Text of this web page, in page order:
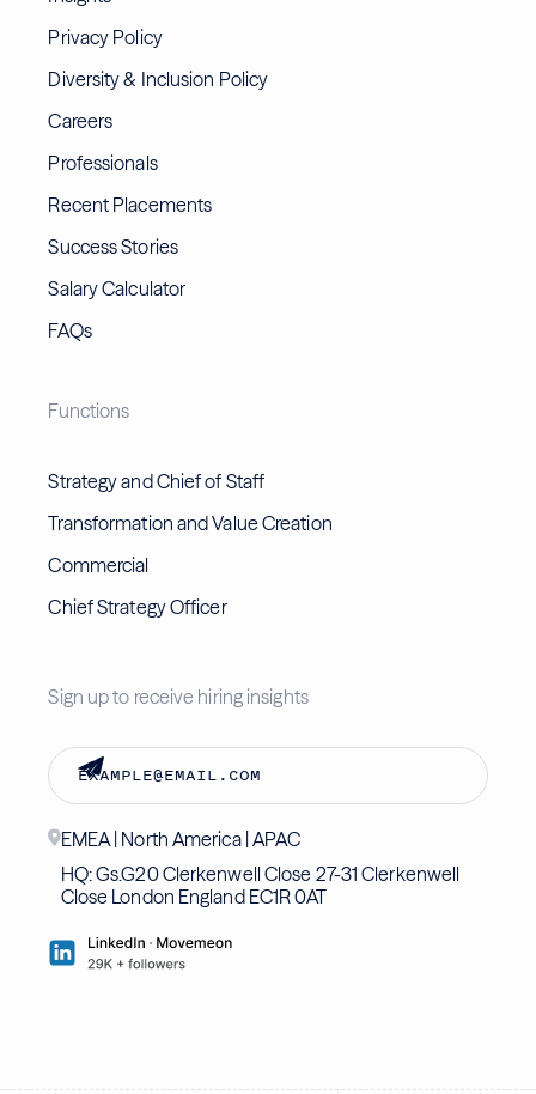
Privacy Policy
Diversity & Inclusion Policy
Careers
Professionals
Recent Placements
Success Stories
Salary Calculator
FAQs
Functions
Strategy and Chief of Staff
Transformation and Value Creation
Commercial
Chief Strategy Officer
Sign up to receive hiring insights
EMEA | North America | APAC
HQ: Gs.G20 Clerkenwell Close 27-31 Clerkenwell
Close London England EC1R 0AT